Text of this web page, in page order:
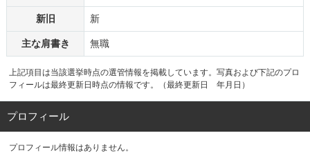
新旧 新
主な肩書き 無職
上記項目は当該選挙時点の選管情報を掲載しています。写真および下記のプロ
フィールは最終更新日時点の情報です。（最終更新日 年月日）
プロフィール
プロフィール情報はありません。